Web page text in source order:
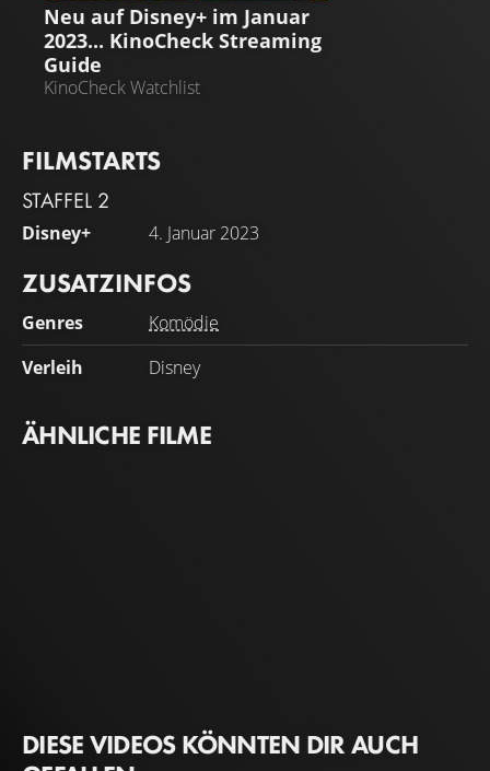
Neu auf Disney+ im Januar
2023... KinoCheck Streaming
Guide
KinoCheck Watchlist
FILMSTARTS
STAFFEL 2
Disney+ 4. Januar 2023
ZUSATZINFOS
Genres
Komödie
Verleih
Disney
ÄHNLICHE FILME
DIESE VIDEOS KÖNNTEN DIR AUCH